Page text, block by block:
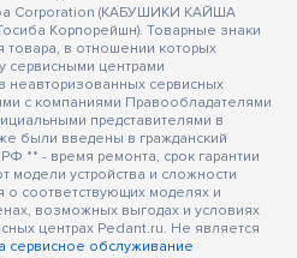
Corporation (КАБУШИКИ КАЙША
Корпорейшн). Товарные знаки
товара, в отношении которых
сервисными центрами
неавторизованных сервисных
с компаниями Правообладателями
представителями в
были введены в гражданский
** - время ремонта, срок гарантии
модели устройства и сложности
соответствующих моделях и
возможных выгодах и условиях
центрах Pedant.ru. Не является
сервисное обслуживание